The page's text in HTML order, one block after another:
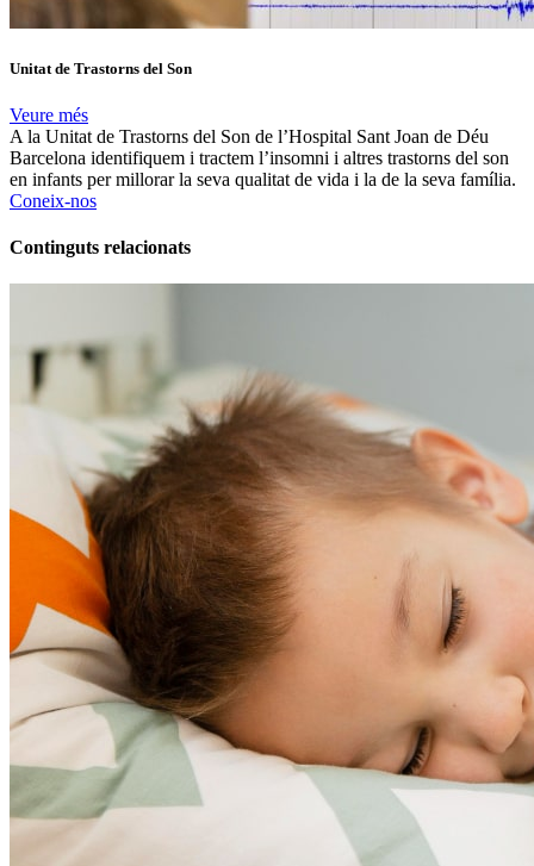
Unitat de Trastorns del Son
Veure més
A la Unitat de Trastorns del Son de l’Hospital Sant Joan de Déu
Barcelona identifiquem i tractem l’insomni i altres trastorns del son
en infants per millorar la seva qualitat de vida i la de la seva família.
Coneix-nos
Continguts relacionats